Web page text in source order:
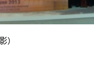
）